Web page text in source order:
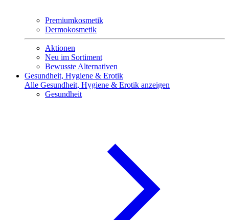
Premiumkosmetik
Dermokosmetik
Aktionen
Neu im Sortiment
Bewusste Alternativen
Gesundheit, Hygiene & Erotik
Alle Gesundheit, Hygiene & Erotik anzeigen
Gesundheit